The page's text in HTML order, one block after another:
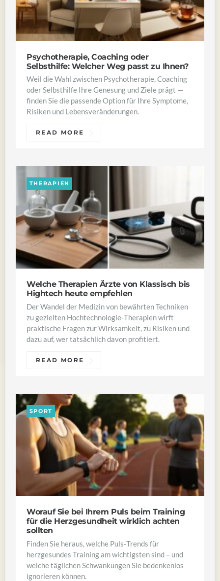
Psychotherapie, Coaching oder
Selbsthilfe: Welcher Weg passt zu Ihnen?
Weil die Wahl zwischen Psychotherapie, Coaching
oder Selbsthilfe Ihre Genesung und Ziele prägt —
finden Sie die passende Option für Ihre Symptome,
Risiken und Lebensveränderungen.
READ MORE
Welche Therapien Ärzte von Klassisch bis
Hightech heute empfehlen
THERAPIEN
Der Wandel der Medizin von bewährten Techniken
zu gezielten Hochtechnologie‑Therapien wirft
praktische Fragen zur Wirksamkeit, zu Risiken und
dazu auf, wer tatsächlich davon profitiert.
READ MORE
Worauf Sie bei Ihrem Puls beim Training
für die Herzgesundheit wirklich achten
sollten
SPORT
Finden Sie heraus, welche Puls‑Trends für
herzgesundes Training am wichtigsten sind – und
welche täglichen Schwankungen Sie bedenkenlos
ignorieren können.